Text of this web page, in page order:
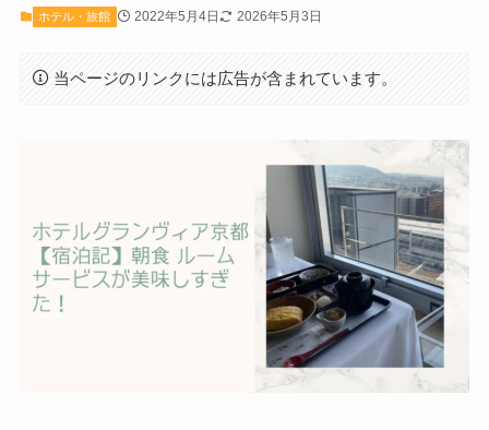
ホテル・旅館 2022年5月4日 2026年5月3日
当ページのリンクには広告が含まれています。